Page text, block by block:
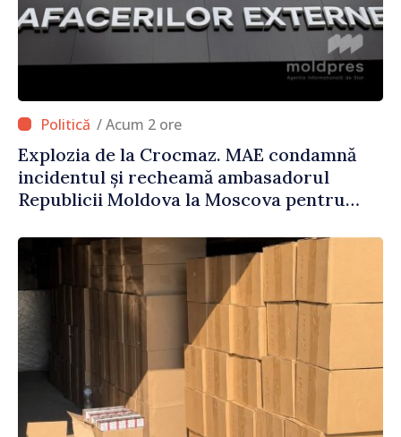
/ Acum 2 ore
Explozia de la Crocmaz. MAE condamnă
incidentul și recheamă ambasadorul
Republicii Moldova la Moscova pentru